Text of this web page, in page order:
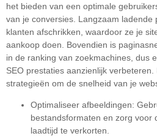
het bieden van een optimale
van je conversies. Langzaam ladende
klanten afschrikken, waardoor ze je
aankoop doen. Bovendien is
in de ranking van zoekmachines, dus
SEO prestaties aanzienlijk verbeteren.
strategieën om de snelheid van je
Optimaliseer afbeeldingen:
bestandsformaten en zorg voor
laadtijd te verkorten.